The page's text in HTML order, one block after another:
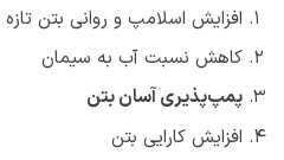
افزایش اسلامپ و روانی بتن تازه
کاهش نسبت آب به سیمان
پمپ‌پذیری آسان بتن
افزایش کارایی بتن